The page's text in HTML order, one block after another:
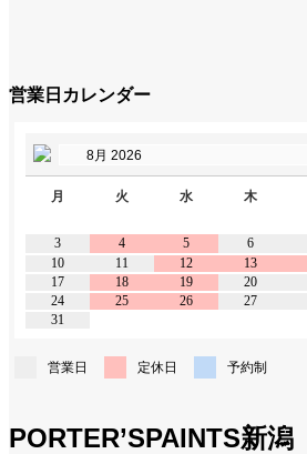
営業日カレンダー
月 火 水 木
3
4 5 6
10
11 12 13
17
18 19 20
24
25 26 27
31
営業日 定休日 予約制
PORTER’SPAINTS新潟